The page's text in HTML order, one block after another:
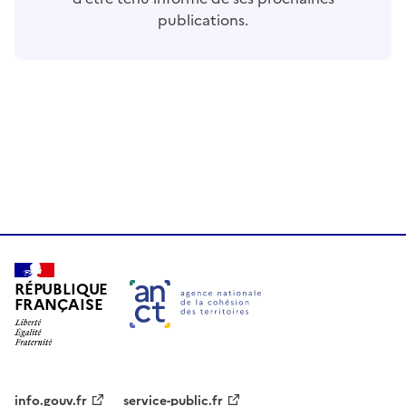
publications.
RÉPUBLIQUE
FRANÇAISE
info.gouv.fr service-public.fr